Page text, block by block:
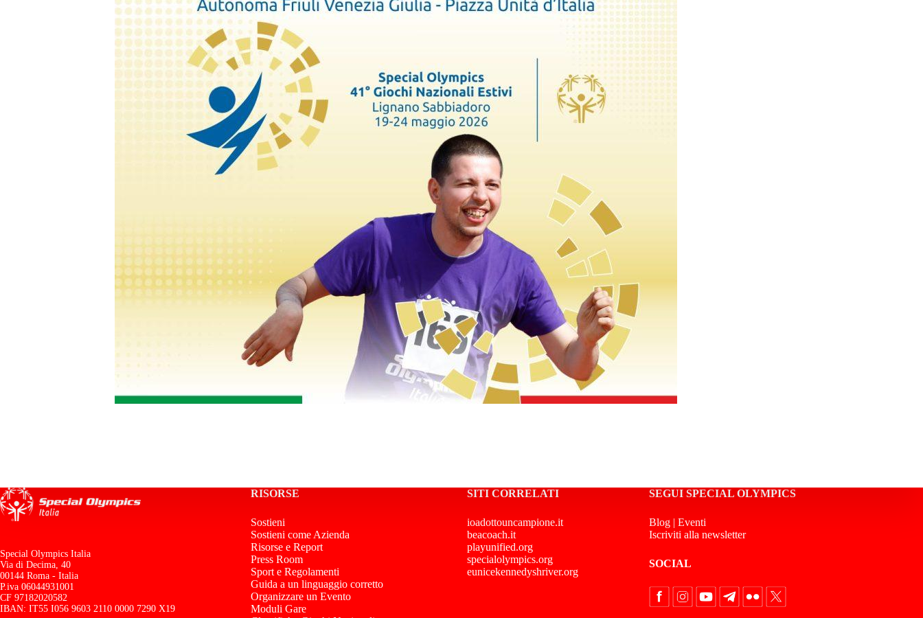
Special Olympics Italia
Via di Decima, 40
00144 Roma - Italia
P.iva 06044931001
CF 97182020582
IBAN: IT55 I056 9603 2110 0000 7290 X19
RISORSE
Sostieni
Sostieni come Azienda
Risorse e Report
Press Room
Sport e Regolamenti
Guida a un linguaggio corretto
Organizzare un Evento
Moduli Gare
SITI CORRELATI
ioadottouncampione.it
beacoach.it
playunified.org
specialolympics.org
eunicekennedyshriver.org
SEGUI SPECIAL OLYMPICS
Blog| Eventi
Iscriviti alla newsletter
SOCIAL